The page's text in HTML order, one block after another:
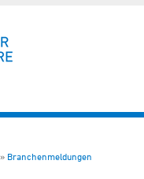
Branchenmeldungen